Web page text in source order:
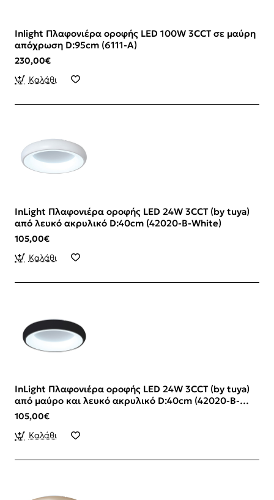
Inlight Πλαφονιέρα οροφής LED 100W 3CCT σε μαύρη
απόχρωση D:95cm (6111-A)
230,00€
Καλάθι
InLight Πλαφονιέρα οροφής LED 24W 3CCT (by tuya)
από λευκό ακρυλικό D:40cm (42020-B-White)
105,00€
Καλάθι
InLight Πλαφονιέρα οροφής LED 24W 3CCT (by tuya)
από μαύρο και λευκό ακρυλικό D:40cm (42020-B-
Black)
105,00€
Καλάθι